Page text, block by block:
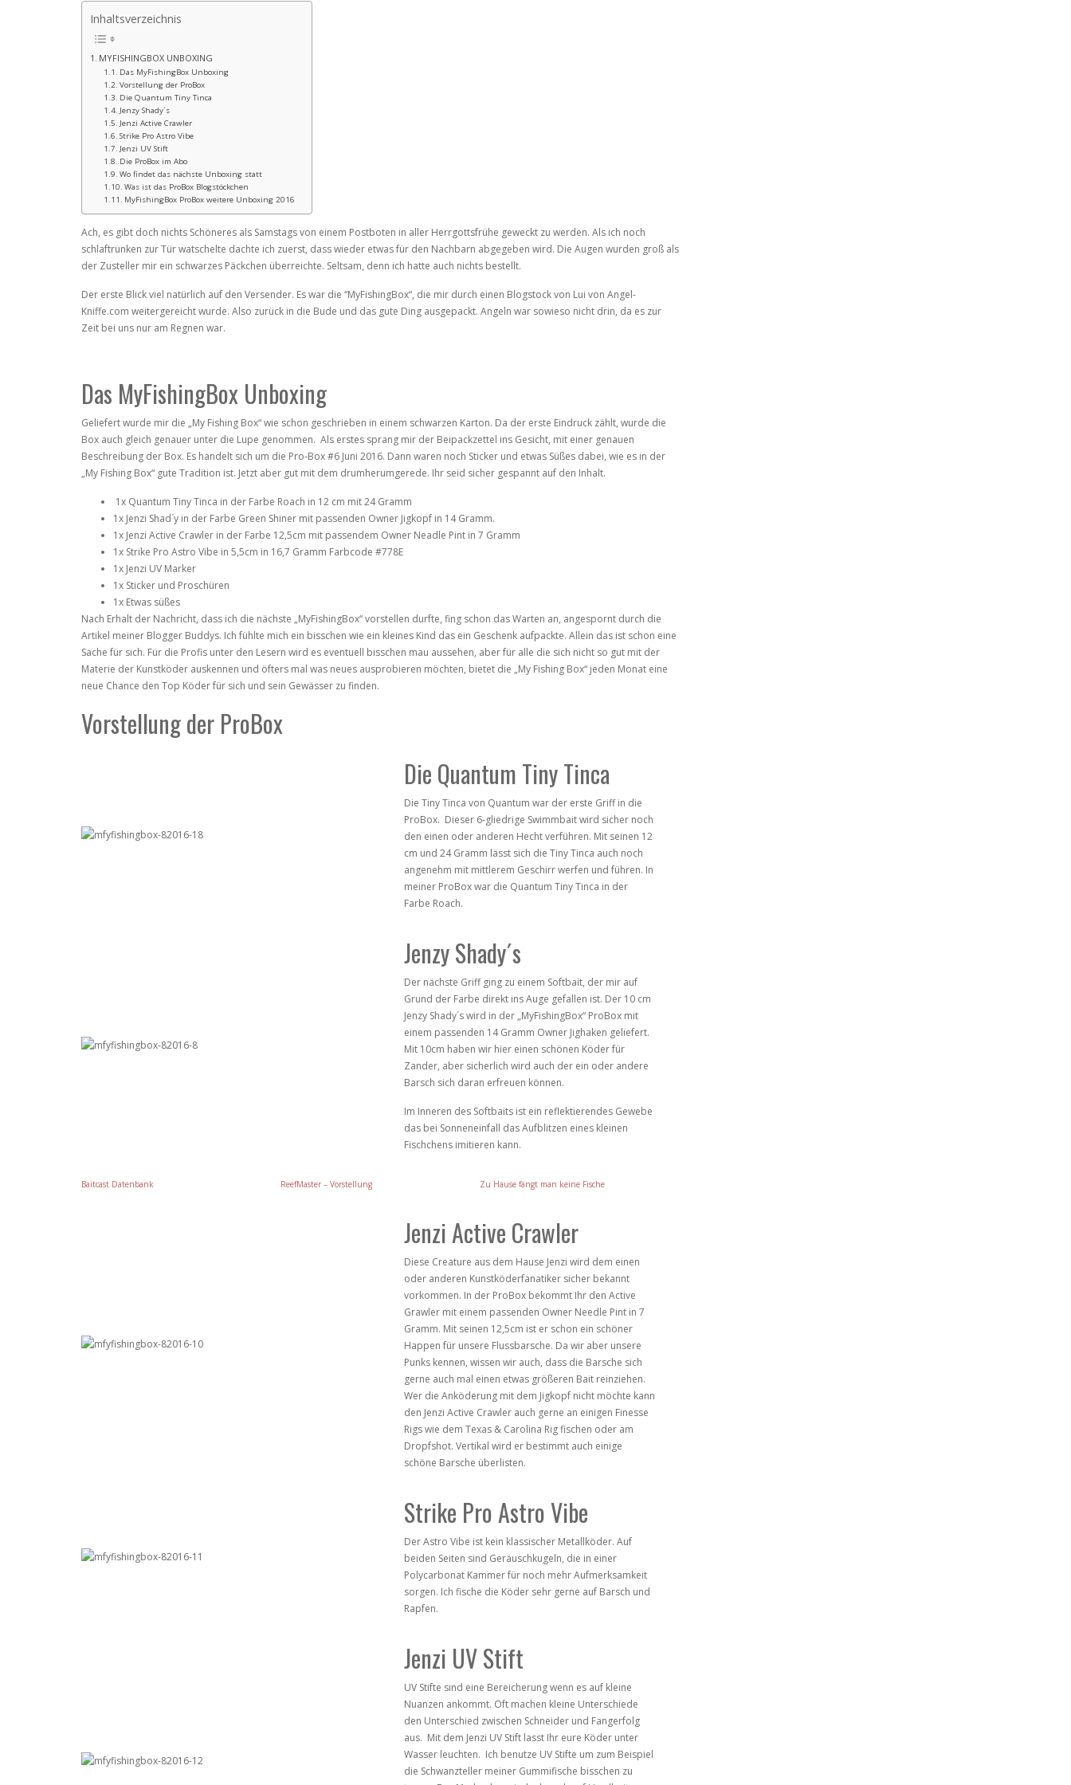
Inhaltsverzeichnis
MYFISHINGBOX UNBOXING
Das MyFishingBox Unboxing
Vorstellung der ProBox
Die Quantum Tiny Tinca
Jenzy Shady´s
Jenzi Active Crawler
Strike Pro Astro Vibe
Jenzi UV Stift
Die ProBox im Abo
Wo findet das nächste Unboxing statt
Was ist das ProBox Blogstöckchen
MyFishingBox ProBox weitere Unboxing 2016
Ach, es gibt doch nichts Schöneres als Samstags von einem Postboten in aller Herrgottsfrühe geweckt zu werden. Als ich noch
schlaftrunken zur Tür watschelte dachte ich zuerst, dass wieder etwas für den Nachbarn abgegeben wird. Die Augen wurden groß als
der Zusteller mir ein schwarzes Päckchen überreichte. Seltsam, denn ich hatte auch nichts bestellt.
Der erste Blick viel natürlich auf den Versender. Es war die “MyFishingBox“, die mir durch einen Blogstock von Lui von Angel-
Kniffe.com weitergereicht wurde. Also zurück in die Bude und das gute Ding ausgepackt. Angeln war sowieso nicht drin, da es zur
Zeit bei uns nur am Regnen war.
Das MyFishingBox Unboxing
Geliefert wurde mir die „My Fishing Box“ wie schon geschrieben in einem schwarzen Karton. Da der erste Eindruck zählt, wurde die
Box auch gleich genauer unter die Lupe genommen. Als erstes sprang mir der Beipackzettel ins Gesicht, mit einer genauen
Beschreibung der Box. Es handelt sich um die Pro-Box #6 Juni 2016. Dann waren noch Sticker und etwas Süßes dabei, wie es in der
„My Fishing Box“ gute Tradition ist. Jetzt aber gut mit dem drumherumgerede. Ihr seid sicher gespannt auf den Inhalt.
1x Quantum Tiny Tinca in der Farbe Roach in 12 cm mit 24 Gramm
1x Jenzi Shad´y in der Farbe Green Shiner mit passenden Owner Jigkopf in 14 Gramm.
1x Jenzi Active Crawler in der Farbe 12,5cm mit passendem Owner Neadle Pint in 7 Gramm
1x Strike Pro Astro Vibe in 5,5cm in 16,7 Gramm Farbcode #778E
1x Jenzi UV Marker
1x Sticker und Proschüren
1x Etwas süßes
Nach Erhalt der Nachricht, dass ich die nächste „MyFishingBox“ vorstellen durfte, fing schon das Warten an, angespornt durch die
Artikel meiner Blogger Buddys. Ich fühlte mich ein bisschen wie ein kleines Kind das ein Geschenk aufpackte. Allein das ist schon eine
Sache für sich. Für die Profis unter den Lesern wird es eventuell bisschen mau aussehen, aber für alle die sich nicht so gut mit der
Materie der Kunstköder auskennen und öfters mal was neues ausprobieren möchten, bietet die „My Fishing Box“ jeden Monat eine
neue Chance den Top Köder für sich und sein Gewässer zu finden.
Vorstellung der ProBox
Die Quantum Tiny Tinca
Die Tiny Tinca von Quantum war der erste Griff in die
ProBox. Dieser 6-gliedrige Swimmbait wird sicher noch
den einen oder anderen Hecht verführen. Mit seinen 12
cm und 24 Gramm lässt sich die Tiny Tinca auch noch
angenehm mit mittlerem Geschirr werfen und führen. In
meiner ProBox war die Quantum Tiny Tinca in der
Farbe Roach.
Jenzy Shady´s
Der nächste Griff ging zu einem Softbait, der mir auf
Grund der Farbe direkt ins Auge gefallen ist. Der 10 cm
Jenzy Shady´s wird in der „MyFishingBox“ ProBox mit
einem passenden 14 Gramm Owner Jighaken geliefert.
Mit 10cm haben wir hier einen schönen Köder für
Zander, aber sicherlich wird auch der ein oder andere
Barsch sich daran erfreuen können.
Im Inneren des Softbaits ist ein reflektierendes Gewebe
das bei Sonneneinfall das Aufblitzen eines kleinen
Fischchens imitieren kann.
Baitcast Datenbank ReefMaster – Vorstellung Zu Hause fängt man keine Fische
Jenzi Active Crawler
Diese Creature aus dem Hause Jenzi wird dem einen
oder anderen Kunstköderfanatiker sicher bekannt
vorkommen. In der ProBox bekommt Ihr den Active
Grawler mit einem passenden Owner Needle Pint in 7
Gramm. Mit seinen 12,5cm ist er schon ein schöner
Happen für unsere Flussbarsche. Da wir aber unsere
Punks kennen, wissen wir auch, dass die Barsche sich
gerne auch mal einen etwas größeren Bait reinziehen.
Wer die Anköderung mit dem Jigkopf nicht möchte kann
den Jenzi Active Crawler auch gerne an einigen Finesse
Rigs wie dem Texas & Carolina Rig fischen oder am
Dropfshot. Vertikal wird er bestimmt auch einige
schöne Barsche überlisten.
Strike Pro Astro Vibe
Der Astro Vibe ist kein klassischer Metallköder. Auf
beiden Seiten sind Geräuschkugeln, die in einer
Polycarbonat Kammer für noch mehr Aufmerksamkeit
sorgen. Ich fische die Köder sehr gerne auf Barsch und
Rapfen.
Jenzi UV Stift
UV Stifte sind eine Bereicherung wenn es auf kleine
Nuanzen ankommt. Oft machen kleine Unterschiede
den Unterschied zwischen Schneider und Fangerfolg
aus. Mit dem Jenzi UV Stift lasst Ihr eure Köder unter
Wasser leuchten. Ich benutze UV Stifte um zum Beispiel
die Schwanzteller meiner Gummifische bisschen zu